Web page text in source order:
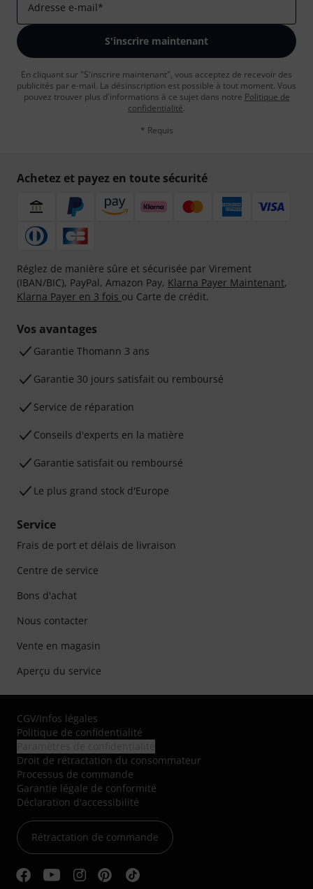
Adresse e-mail*
S'inscrire maintenant
En cliquant sur "S'inscrire maintenant", vous acceptez de recevoir des
publicités par e-mail. La désinscription est possible à tout moment. Vous
pouvez trouver plus d'informations à ce sujet dans notre Politique de
confidentialité.
* Requis
Achetez et payez en toute sécurité
Réglez de manière sûre et sécurisée par Virement
(IBAN/BIC), PayPal, Amazon Pay, Klarna Payer Maintenant,
Klarna Payer en 3 fois ou Carte de crédit.
Vos avantages
Ga­ran­tie Thomann 3 ans
Garantie 30 jours satisfait ou remboursé
Service de réparation
Conseils d'experts en la matière
Garantie satisfait ou remboursé
Le plus grand stock d'Europe
Service
Frais de port et délais de livraison
Centre de service
Bons d'achat
Nous contacter
Vente en magasin
Aperçu du service
CGV/Infos légales
Politique de confidentialité
Droit de rétractation du consommateur
Processus de commande
Garantie légale de conformité
Déclaration d'accessibilité
Rétractation de commande